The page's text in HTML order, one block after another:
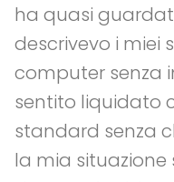
ha quasi
descrivevo i miei
computer senza
sentito liquidato
standard senza
la mia situazione